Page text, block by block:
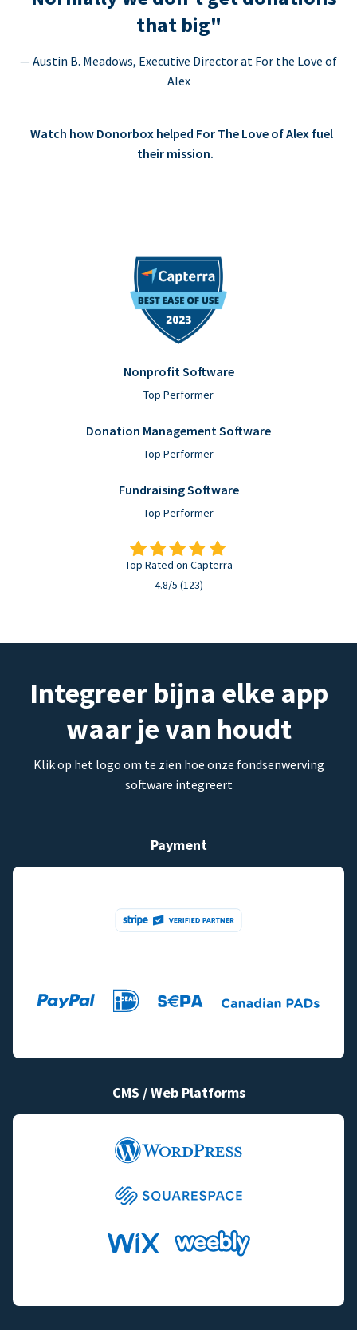
that big"
— Austin B. Meadows, Executive Director at For the Love of
Alex
Watch how Donorbox helped For The Love of Alex fuel
their mission.
Nonprofit Software
Top Performer
Donation Management Software
Top Performer
Fundraising Software
Top Performer
Top Rated on Capterra
4.8/5 (123)
Integreer bijna elke app
waar je van houdt
Klik op het logo om te zien hoe onze fondsenwerving
software integreert
Payment
CMS / Web Platforms